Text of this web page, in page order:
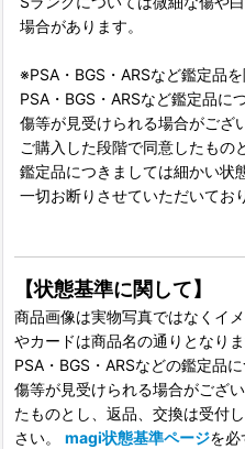
場合があります。
※PSA・BGS・ARSなど鑑定品を
PSA・BGS・ARSなど鑑定品に
傷等が見受けられる場合がござ
ご購入した段階で同意したもの
鑑定品につきましては細かい状
一切お断りさせていただいてお
【状態基準に関して】
商品画像は実物写真ではなくイ
やカードは商品名の通りとなり
PSA・BGS・ARSなどの鑑定品
傷等が見受けられる場合がござ
たものとし、返品、交換は受付
さい。 magi状態基準ページを必